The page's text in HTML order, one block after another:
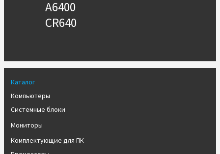
Каталог
Компьютеры
Системные блоки
Мониторы
Комплектующие для ПК
A6400
CR640